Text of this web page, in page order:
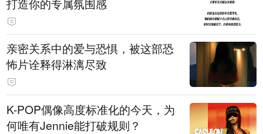
打造你的专属氛围感
亲密关系中的爱与恐惧，被这部恐
怖片诠释得淋漓尽致
K-POP偶像高度标准化的今天，为
何唯有Jennie能打破规则？